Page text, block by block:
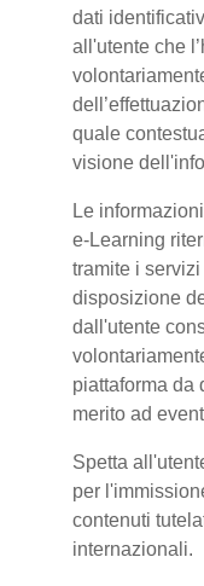
dati
all'utente che
quale
visione
Le
e-Learning
tramite i
disposizione
dall'utente
piattaforma da
merito ad
Spetta
per
contenuti
internazionali.